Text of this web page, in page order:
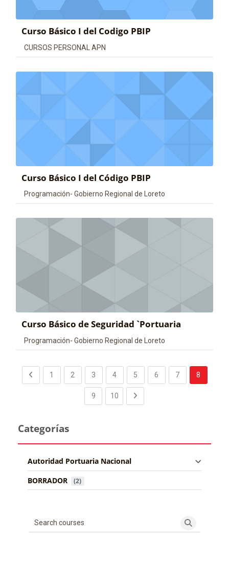
Curso Básico I del Codigo PBIP
Categoría de cursos
CURSOS PERSONAL APN
Curso Básico I del Código PBIP
Categoría de cursos
Programación- Gobierno Regional de Loreto
Curso Básico de Seguridad `Portuaria
Categoría de cursos
Programación- Gobierno Regional de Loreto
Previous page
1 (current)
2 (current)
3 (current)
4(current)
5 (current)
6 (current)
7(current)
8
9(current)
10(current)
Categorías
Autoridad Portuaria Nacional
BORRADOR
(2)
Search